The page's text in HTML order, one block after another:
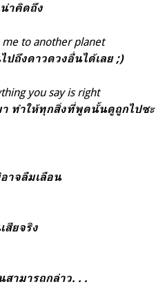
าคิดถึง
me to another planet
ถึงดาวดวงอื่นได้เลย ;)
you say is right
ทำให้ทุกสิ่งที่พูดนั้นดูถูกไปซะ
าจลืมเลือน
สียจริง
ามารถกล่าว. . .